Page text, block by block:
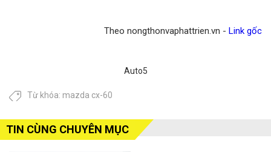
Theo nongthonvaphattrien.vn - Link gốc
Auto5
Từ khóa: mazda cx-60
TIN CÙNG CHUYÊN MỤC